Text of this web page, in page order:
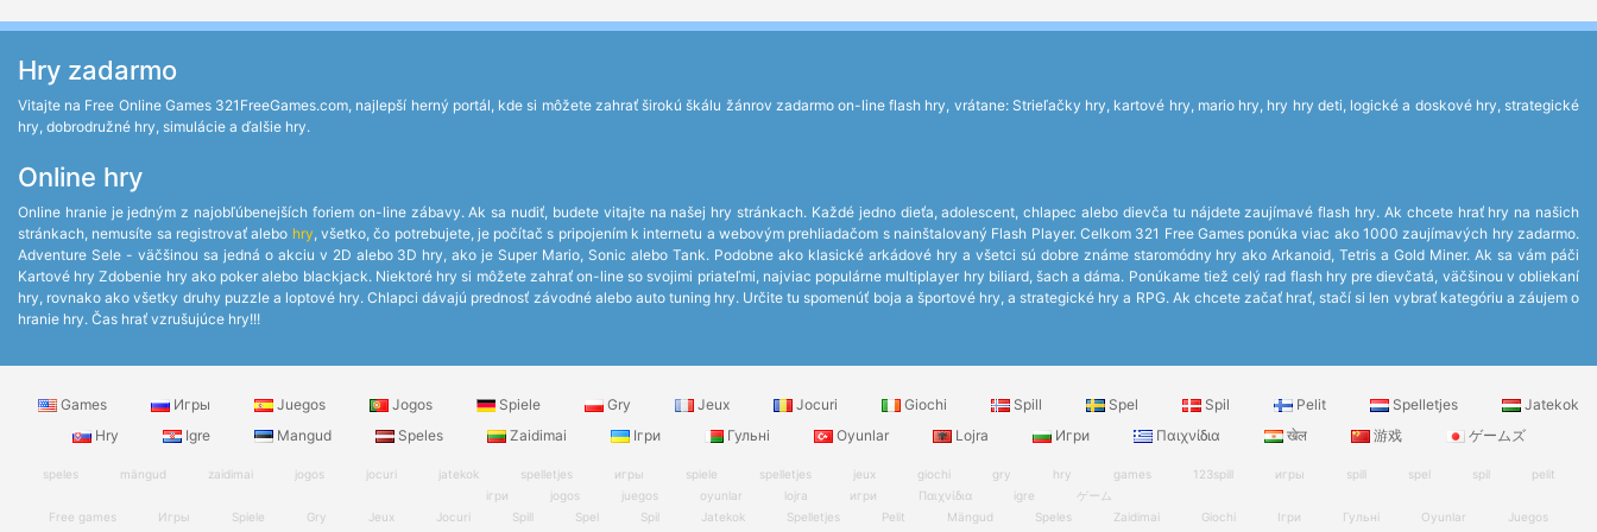
Hry zadarmo
Vitajte na Free Online Games 321FreeGames.com, najlepší herný portál, kde si môžete zahrať širokú škálu žánrov zadarmo on-line flash hry, vrátane: Strieľačky hry, kartové hry, mario hry, hry hry deti, logické a doskové hry, strategické
hry, dobrodružné hry, simulácie a ďalšie hry.
Online hry
Online hranie je jedným z najobľúbenejších foriem on-line zábavy. Ak sa nudiť, budete vitajte na našej hry stránkach. Každé jedno dieťa, adolescent, chlapec alebo dievča tu nájdete zaujímavé flash hry. Ak chcete hrať hry na našich
stránkach, nemusíte sa registrovať alebo hry, všetko, čo potrebujete, je počítač s pripojením k internetu a webovým prehliadačom s nainštalovaný Flash Player. Celkom 321 Free Games ponúka viac ako 1000 zaujímavých hry zadarmo.
Adventure Sele - väčšinou sa jedná o akciu v 2D alebo 3D hry, ako je Super Mario, Sonic alebo Tank. Podobne ako klasické arkádové hry a všetci sú dobre známe staromódny hry ako Arkanoid, Tetris a Gold Miner. Ak sa vám páči
Kartové hry Zdobenie hry ako poker alebo blackjack. Niektoré hry si môžete zahrať on-line so svojimi priateľmi, najviac populárne multiplayer hry biliard, šach a dáma. Ponúkame tiež celý rad flash hry pre dievčatá, väčšinou v obliekaní
hry, rovnako ako všetky druhy puzzle a loptové hry. Chlapci dávajú prednosť závodné alebo auto tuning hry. Určite tu spomenúť boja a športové hry, a strategické hry a RPG. Ak chcete začať hrať, stačí si len vybrať kategóriu a záujem o
hranie hry. Čas hrať vzrušujúce hry!!!
Games Игры Juegos Jogos Spiele Gry Jeux Jocuri Giochi Spill Spel Spil Pelit Spelletjes
Jatekok
Hry
Igre Mangud Speles Zaidimai Ігри Гульні Oyunlar Lojra Игри Παιχνίδια खेल 游戏 ゲームズ
speles mängud zaidimai jogos jocuri jatekok spelletjes игры spiele spelletjes jeux giochi gry hry games 123spill игры spill spel spil
pelit
ігри
jogos juegos oyunlar lojra игри Παιχνίδια igre
ゲーム
Free games
Игры Spiele Gry Jeux Jocuri Spill Spel Spil Jatekok Spelletjes Pelit Mängud Speles Zaidimai Giochi Ігри Гульні Oyunlar
Juegos